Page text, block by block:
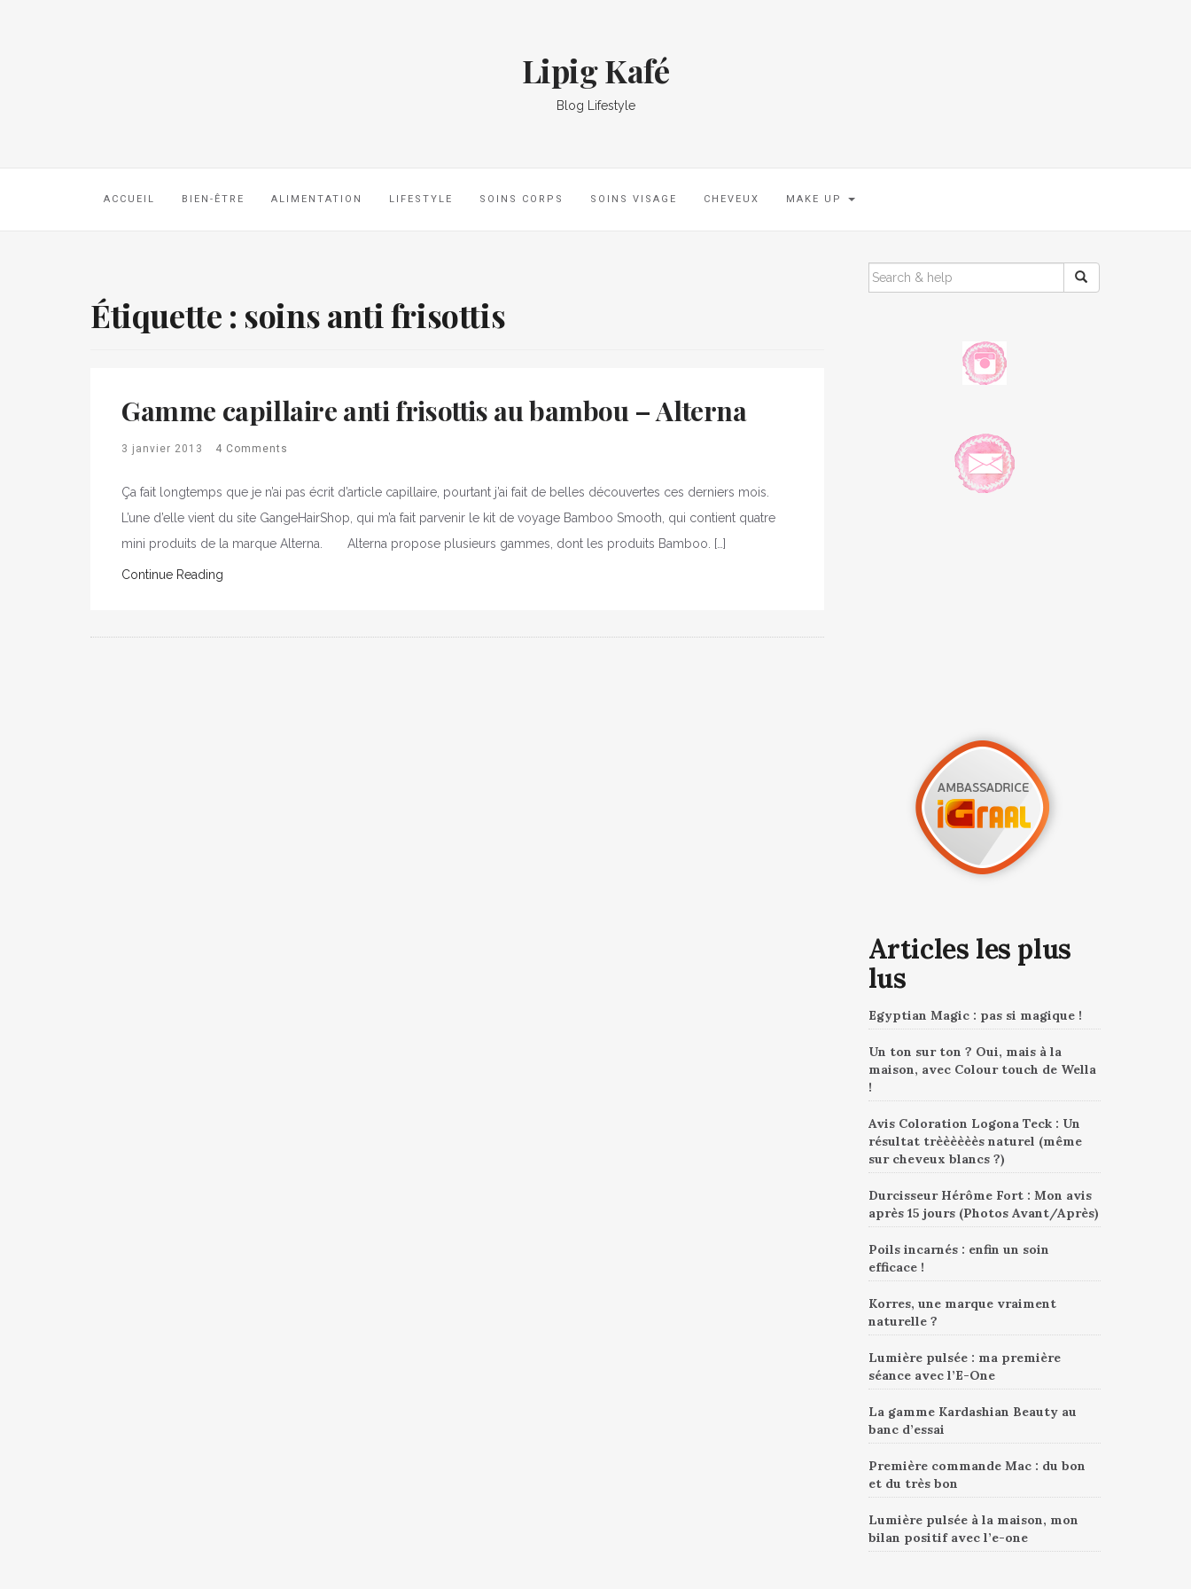
Lipig Kafé
Blog Lifestyle
ACCUEIL BIEN-ÊTRE ALIMENTATION LIFESTYLE SOINS CORPS SOINS VISAGE CHEVEUX MAKE UP
Étiquette : soins anti frisottis
Gamme capillaire anti frisottis au bambou – Alterna
3 janvier 2013 4 Comments
Ça fait longtemps que je n’ai pas écrit d’article capillaire, pourtant j’ai fait de belles découvertes ces derniers mois.
L’une d’elle vient du site GangeHairShop, qui m’a fait parvenir le kit de voyage Bamboo Smooth, qui contient quatre
mini produits de la marque Alterna. Alterna propose plusieurs gammes, dont les produits Bamboo. […]
Continue Reading
SEARCH
FOR:
Articles les plus
lus
Egyptian Magic : pas si magique !
Un ton sur ton ? Oui, mais à la
maison, avec Colour touch de Wella
!
Avis Coloration Logona Teck : Un
résultat trèèèèèès naturel (même
sur cheveux blancs ?)
Durcisseur Hérôme Fort : Mon avis
après 15 jours (Photos Avant/Après)
Poils incarnés : enfin un soin
efficace !
Korres, une marque vraiment
naturelle ?
Lumière pulsée : ma première
séance avec l’E-One
La gamme Kardashian Beauty au
banc d’essai
Première commande Mac : du bon
et du très bon
Lumière pulsée à la maison, mon
bilan positif avec l’e-one